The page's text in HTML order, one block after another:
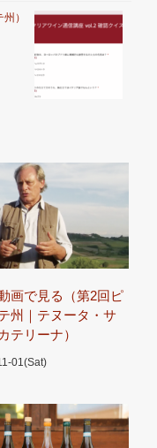
）
画で見る（第2回ピ
州｜テヌータ・サ
テリーナ）
01(Sat)